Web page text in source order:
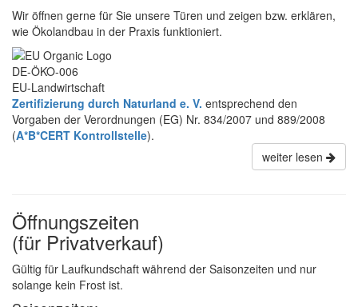
Wir öffnen gerne für Sie unsere Türen und zeigen bzw. erklären,
wie Ökolandbau in der Praxis funktioniert.
DE-ÖKO-006
EU-Landwirtschaft
Zertifizierung durch Naturland e. V. entsprechend den
Vorgaben der Verordnungen (EG) Nr. 834/2007 und 889/2008
(A*B*CERT Kontrollstelle).
weiter lesen
Öffnungszeiten
(für Privatverkauf)
Gültig für Laufkundschaft während der Saisonzeiten und nur
solange kein Frost ist.